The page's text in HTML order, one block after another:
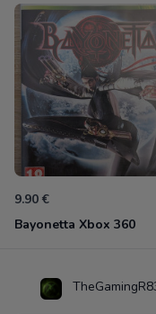
9.90 €
Bayonetta Xbox 360